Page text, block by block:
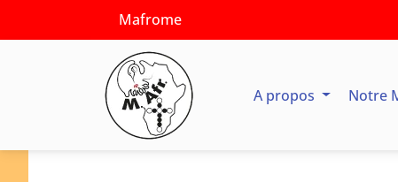
Mafrome
A propos Notre